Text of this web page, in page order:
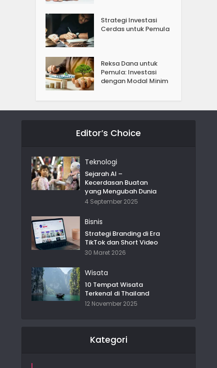
Strategi Investasi
Cerdas untuk Pemula
Reksa Dana untuk
Pemula: Investasi
dengan Modal Minim
Editor’s Choice
Teknologi
Sejarah AI –
Kecerdasan Buatan
yang Mengubah Dunia
4 September 2025
Bisnis
Strategi Branding di Era
TikTok dan Short Video
30 Maret 2026
Wisata
10 Tempat Wisata
Terkenal di Thailand
12 November 2025
Kategori